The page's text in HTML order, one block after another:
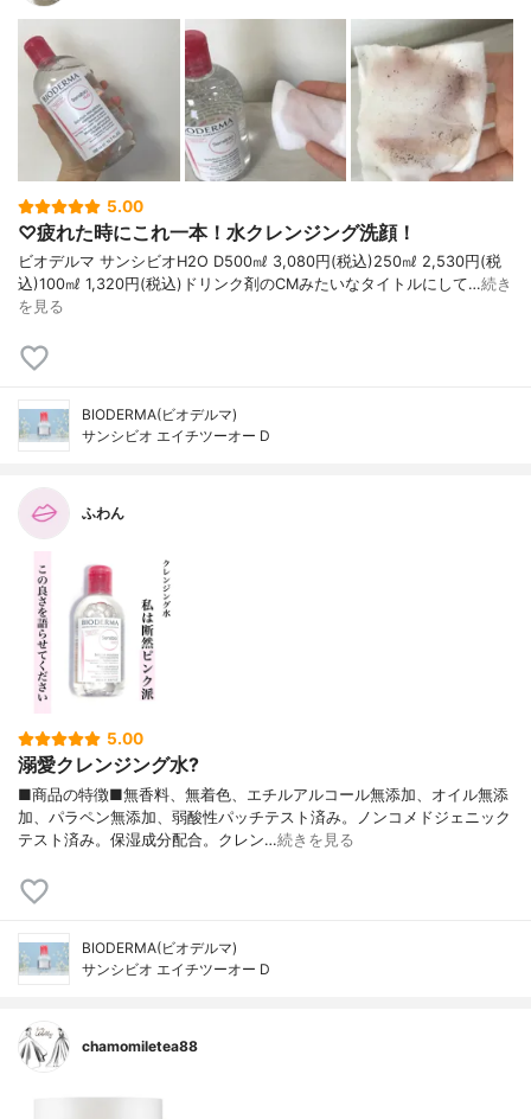
5.00
♡疲れた時にこれ一本！水クレンジング洗顔！
ビオデルマ サンシビオH2O D500㎖ 3,080円(税込)250㎖ 2,530円(税
込)100㎖ 1,320円(税込)ドリンク剤のCMみたいなタイトルにして…続き
を見る
BIODERMA(ビオデルマ)
サンシビオ エイチツーオー D
ふわん
5.00
溺愛クレンジング水?
■商品の特徴■無香料、無着色、エチルアルコール無添加、オイル無添
加、パラペン無添加、弱酸性パッチテスト済み。ノンコメドジェニック
テスト済み。保湿成分配合。クレン…続きを見る
BIODERMA(ビオデルマ)
サンシビオ エイチツーオー D
chamomiletea88